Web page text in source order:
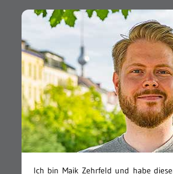
Ich bin Maik Zehrfeld und habe